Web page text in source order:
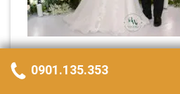
0901.135.353